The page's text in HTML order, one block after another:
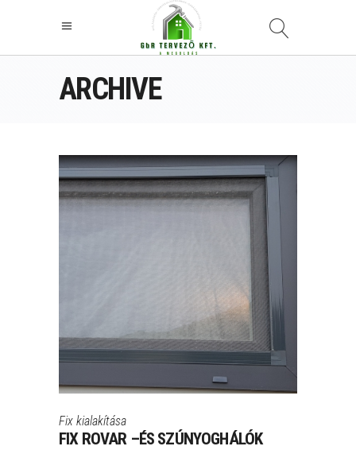
ARCHIVE
Fix kialakítása
FIX ROVAR –ÉS SZÚNYOGHÁLÓK